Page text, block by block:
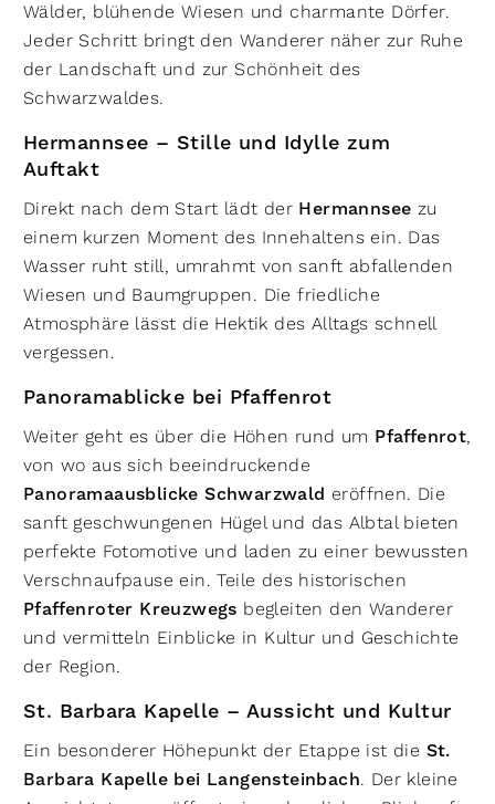
Wälder, blühende Wiesen und charmante Dörfer.
Jeder Schritt bringt den Wanderer näher zur Ruhe
der Landschaft und zur Schönheit des
Schwarzwaldes.
Hermannsee – Stille und Idylle zum
Auftakt
Direkt nach dem Start lädt der Hermannsee zu
einem kurzen Moment des Innehaltens ein. Das
Wasser ruht still, umrahmt von sanft abfallenden
Wiesen und Baumgruppen. Die friedliche
Atmosphäre lässt die Hektik des Alltags schnell
vergessen.
Panoramablicke bei Pfaffenrot
Weiter geht es über die Höhen rund um Pfaffenrot,
von wo aus sich beeindruckende
Panoramaausblicke Schwarzwald eröffnen. Die
sanft geschwungenen Hügel und das Albtal bieten
perfekte Fotomotive und laden zu einer bewussten
Verschnaufpause ein. Teile des historischen
Pfaffenroter Kreuzwegs begleiten den Wanderer
und vermitteln Einblicke in Kultur und Geschichte
der Region.
St. Barbara Kapelle – Aussicht und Kultur
Ein besonderer Höhepunkt der Etappe ist die St.
Barbara Kapelle bei Langensteinbach. Der kleine